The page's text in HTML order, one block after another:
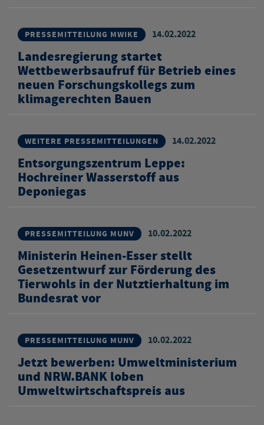
PRESSEMITTEILUNG MWIKE 14.02.2022
Landesregierung startet
Wettbewerbsaufruf für Betrieb eines
neuen Forschungskollegs zum
klimagerechten Bauen
WEITERE PRESSEMITTEILUNGEN 14.02.2022
Entsorgungszentrum Leppe:
Hochreiner Wasserstoff aus
Deponiegas
PRESSEMITTEILUNG MUNV 10.02.2022
Ministerin Heinen-Esser stellt
Gesetzentwurf zur Förderung des
Tierwohls in der Nutztierhaltung im
Bundesrat vor
PRESSEMITTEILUNG MUNV 10.02.2022
Jetzt bewerben: Umweltministerium
und NRW.BANK loben
Umweltwirtschaftspreis aus